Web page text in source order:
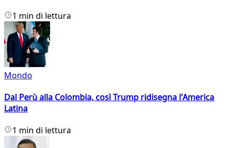
1 min di lettura
Mondo
Dal Perù alla Colombia, così Trump ridisegna l'America
Latina
1 min di lettura